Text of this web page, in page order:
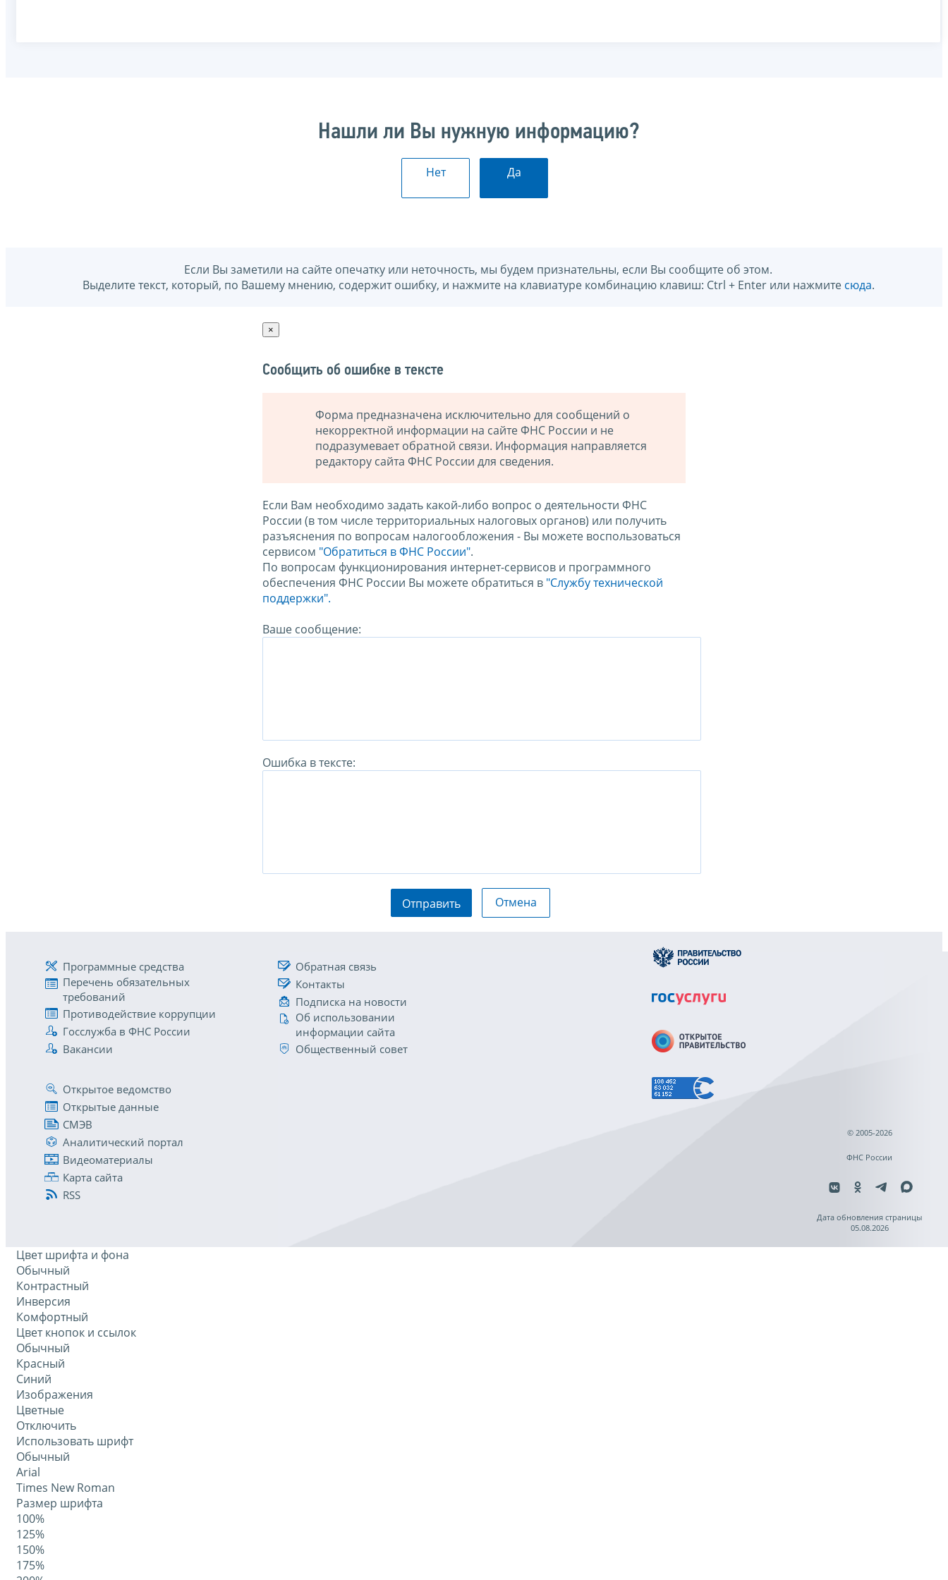
Нашли ли Вы нужную информацию?
Нет Да
Если Вы заметили на сайте опечатку или неточность, мы будем признательны, если Вы сообщите об этом.
Выделите текст, который, по Вашему мнению, содержит ошибку, и нажмите на клавиатуре комбинацию клавиш: Ctrl + Enter или нажмите сюда.
×
Сообщить об ошибке в тексте
Форма предназначена исключительно для сообщений о
некорректной информации на сайте ФНС России и не
подразумевает обратной связи. Информация направляется
редактору сайта ФНС России для сведения.
Если Вам необходимо задать какой-либо вопрос о деятельности ФНС
России (в том числе территориальных налоговых органов) или получить
разъяснения по вопросам налогообложения - Вы можете воспользоваться
сервисом "Обратиться в ФНС России".
По вопросам функционирования интернет-сервисов и программного
обеспечения ФНС России Вы можете обратиться в "Службу технической
поддержки".
Ваше сообщение:
Ошибка в тексте:
Отправить Отмена
Программные средства
Перечень обязательных
требований
Противодействие коррупции
Госслужба в ФНС России
Вакансии
Обратная связь
Контакты
Подписка на новости
Об использовании
информации сайта
Общественный совет
Открытое ведомство
Открытые данные
СМЭВ
Аналитический портал
Видеоматериалы
Карта сайта
RSS
© 2005-2026
ФНС России
Дата обновления страницы
05.08.2026
Цвет шрифта и фона
Обычный
Контрастный
Инверсия
Комфортный
Цвет кнопок и ссылок
Обычный
Красный
Синий
Изображения
Цветные
Отключить
Использовать шрифт
Обычный
Arial
Times New Roman
Размер шрифта
100%
125%
150%
175%